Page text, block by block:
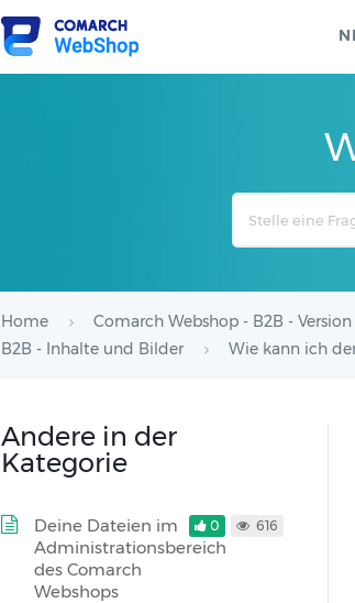
Home Comarch Webshop - B2B - Version
B2B - Inhalte und Bilder
Wie kann ich
Andere in der
Kategorie
Deine Dateien im
Administrationsbereich
des Comarch
Webshops
0 616